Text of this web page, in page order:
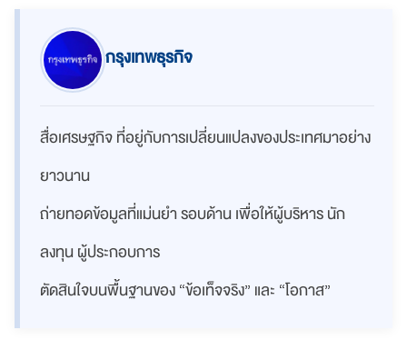
กรุงเทพธุรกิจ
สื่อเศรษฐกิจ ที่อยู่กับการเปลี่ยนแปลงของประเทศมาอย่าง
ยาวนาน
ถ่ายทอดข้อมูลที่แม่นยำ รอบด้าน เพื่อให้ผู้บริหาร นัก
ลงทุน ผู้ประกอบการ
ตัดสินใจบนพื้นฐานของ “ข้อเท็จจริง” และ “โอกาส”